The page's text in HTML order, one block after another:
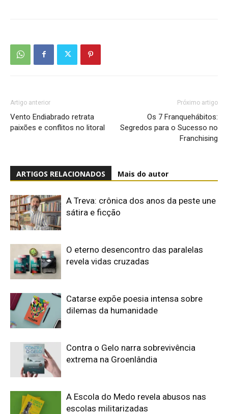
Artigo anterior
Vento Endiabrado retrata
paixões e conflitos no litoral
Próximo artigo
Os 7 Franquehábitos:
Segredos para o Sucesso no
Franchising
ARTIGOS RELACIONADOS Mais do autor
A Treva: crônica dos anos da peste une
sátira e ficção
O eterno desencontro das paralelas
revela vidas cruzadas
Catarse expõe poesia intensa sobre
dilemas da humanidade
Contra o Gelo narra sobrevivência
extrema na Groenlândia
A Escola do Medo revela abusos nas
escolas militarizadas